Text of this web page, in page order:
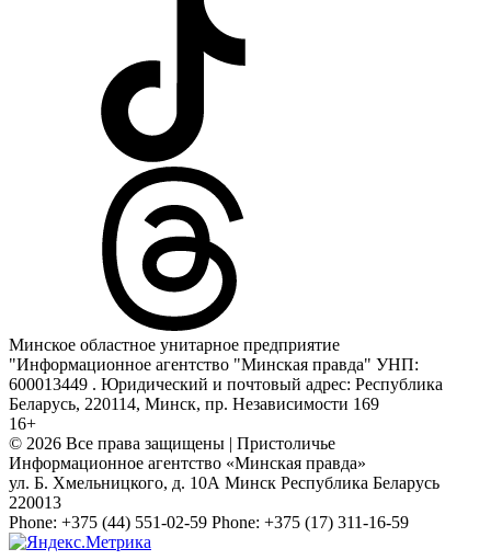
Минское областное унитарное предприятие
"Информационное агентство "Минская правда" УНП:
600013449 . Юридический и почтовый адрес: Республика
Беларусь, 220114, Минск, пр. Независимости 169
16+
© 2026 Все права защищены | Пристоличье
Информационное агентство «Минская правда»
ул. Б. Хмельницкого, д. 10А Минск Республика Беларусь
220013
Phone: +375 (44) 551-02-59 Phone: +375 (17) 311-16-59